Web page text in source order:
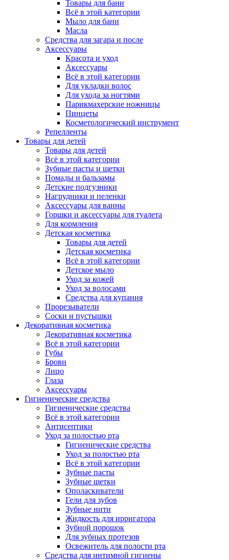
Товары для бани
Всё в этой категории
Мыло для бани
Масла
Средства для загара и после
Аксессуары
Красота и уход
Аксессуары
Всё в этой категории
Для укладки волос
Для ухода за ногтями
Парикмахерские ножницы
Пинцеты
Косметологический инструмент
Репелленты
Товары для детей
Товары для детей
Всё в этой категории
Зубные пасты и щетки
Помады и бальзамы
Детские подгузники
Нагрудники и пеленки
Аксессуары для ванны
Горшки и аксессуары для туалета
Для кормления
Детская косметика
Товары для детей
Детская косметика
Всё в этой категории
Детское мыло
Уход за кожей
Уход за волосами
Средства для купания
Прорезыватели
Соски и пустышки
Декоративная косметика
Декоративная косметика
Всё в этой категории
Губы
Брови
Лицо
Глаза
Аксессуары
Гигиенические средства
Гигиенические средства
Всё в этой категории
Антисептики
Уход за полостью рта
Гигиенические средства
Уход за полостью рта
Всё в этой категории
Зубные пасты
Зубные щетки
Ополаскиватели
Гели для зубов
Зубные нити
Жидкость для ирригатора
Зубной порошок
Для зубных протезов
Освежитель для полости рта
Средства для интимной гигиены